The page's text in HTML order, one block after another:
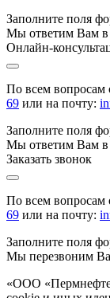
Заполните поля
Мы ответим Вам в
Онлайн-
По всем вопросам
69 или на почту:
Заполните поля
Мы ответим Вам в
Заказать звонок
По всем вопросам
69 или на почту:
Заполните поля
Мы перезвоним
«ООО